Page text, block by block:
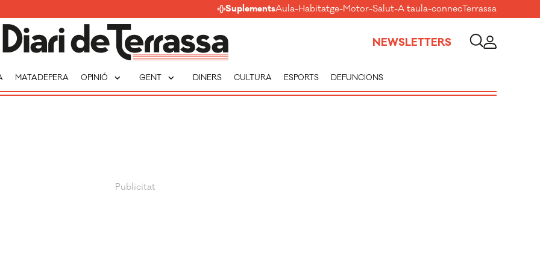
SuplementsAula-Habitatge-Motor-Salut-A taula-connecTerrassa
NEWSLETTERS
MATADEPERA OPINIÓ expand_more GENT expand_more DINERS CULTURA ESPORTS DEFUNCIONS